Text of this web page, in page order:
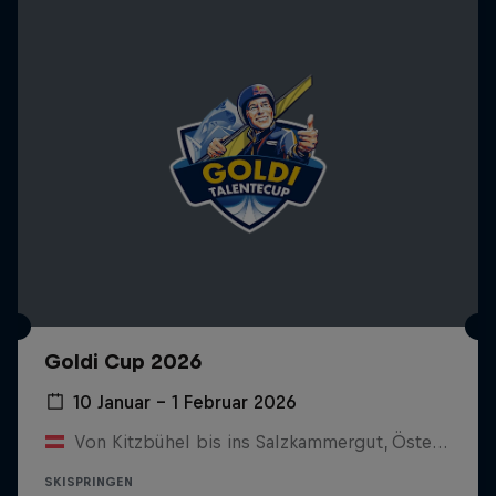
Goldi Cup 2026
10 Januar – 1 Februar 2026
Von Kitzbühel bis ins Salzkammergut, Österreich
SKISPRINGEN